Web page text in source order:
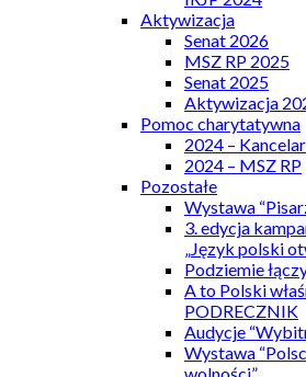
Aktywizacja
Senat 2026
MSZ RP 2025
Senat 2025
Aktywizacja
Pomoc charytatywna
2024 –
2024 – MSZ RP
Pozostałe
Wystawa
3. edycja
„Język polski
Podziemie
A to Polski
PODRECZNIK
Audycje
Wystawa